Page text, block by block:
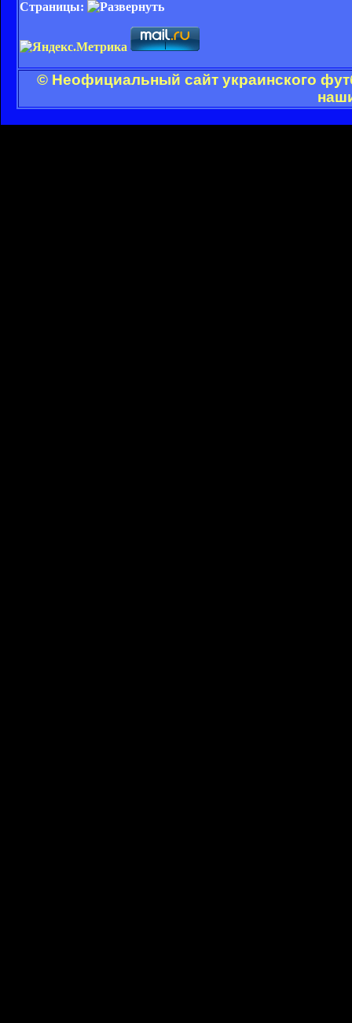
Страницы:
© Неофициальный сайт украинского